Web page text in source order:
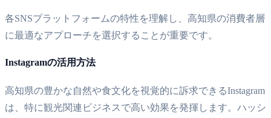
各SNSプラットフォームの特性を理解し、高知県の消費者層
に最適なアプローチを選択することが重要です。
Instagramの活用方法
高知県の豊かな自然や食文化を視覚的に訴求できるInstagram
は、特に観光関連ビジネスで高い効果を発揮します。ハッシ